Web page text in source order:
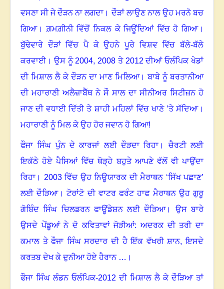
ਵਸਣਾ ਸੀ ਜੇ ਦੌੜਨ ਨਾ ਲਗਦਾ ।ਦੌੜਾਂ ਲਾਉਣ ਨਾਲ ਉਹ ਮਰਨੋ ਬਚ
ਗਿਆ। ਗ਼ਮਗ਼ੀਨੀ ਵਿੱਚੋਂ ਨਿਕਲ ਕੇ ਜਿਊਂਦਿਆਂ ਵਿੱਚ ਹੋ ਗਿਆ।
ਬੁੱਢੇਵਾਰੇ ਦੌੜਾਂ ਵਿੱਚ ਪੈ ਕੇ ਉਹਨੇ ਪੂਰੇ ਵਿਸ਼ਵ ਵਿੱਚ ਬੱਲੇ-ਬੱਲੇ
ਕਰਵਾਈ। ਉਸ ਨੂੰ 2004, 2008 ਤੇ 2012ਦੀਆਂ ਓਲੰਪਿਕ ਖੇਡਾਂ
ਦੀ ਮਿਸ਼ਾਲ ਲੈ ਕੇ ਦੌੜਨ ਦਾ ਮਾਣ ਮਿਲਿਆ।ਬਾਬੇ ਨੂੰ ਬਰਤਾਨੀਆ
ਦੀ ਮਹਾਰਾਣੀ ਅਲੈਜ਼ਾਬੈੱਥ ਨੇ ਸੌ ਸਾਲ ਦਾ ਸੀਨੀਅਰ ਸਿਟੀਜ਼ਨ ਹੋ
ਜਾਣ ਦੀ ਵਧਾਈ ਦਿੱਤੀ ਤੇ ਸ਼ਾਹੀ ਮਹਿਲਾਂ ਵਿੱਚ ਖਾਣੇ ’ਤੇ ਸੱਦਿਆ।
ਮਹਾਰਾਣੀ ਨੂੰ ਮਿਲ ਕੇ ਉਹ ਹੋਰ ਜਵਾਨ ਹੋ ਗਿਆ!
ਫੌਜਾ ਸਿੰਘ ਪੁੰਨ ਦੇ ਕਾਰਜਾਂ ਲਈ ਦੌੜਦਾ ਰਿਹਾ । ਚੈਰਟੀ ਲਈ
ਇਕੱਠੇ ਹੋਏ ਪੈਸਿਆਂ ਵਿੱਚ ਥੋੜ੍ਹੇ ਬਹੁਤੇ ਆਪਣੇ ਵੱਲੋਂ ਵੀ ਪਾਉਂਦਾ
ਰਿਹਾ । 2003ਵਿੱਚ ਉਹ ਨਿਊਯਾਰਕ ਦੀ ਮੈਰਾਥਨ ‘ਸਿੱਖ ਪਛਾਣ’
ਲਈ ਦੌੜਿਆ।ਟੋਰਾਂਟੋ ਦੀ ਵਾਟਰ ਫਰੰਟ ਹਾਫ ਮੈਰਾਥਨ ਉਹ ਗੁਰੂ
ਗੋਬਿੰਦ ਸਿੰਘ ਚਿਲਡਰਨ ਫਾਊਂਡੇਸ਼ਨ ਲਈ ਦੌੜਿਆ। ਉਸ ਬਾਰੇ
ਉਸਦੇ ਪੇਂਡੂਆਂ ਨੇ ਦੋ ਕਵਿਤਾਵਾਂ ਜੋੜੀਆਂ: ਅਦਰਕ ਦੀ ਤਰੀ ਦਾ
ਕਮਾਲ ਤੇ ਫੌਜਾ ਸਿੰਘ ਸਰਦਾਰ ਦੀ ਹੈ ਇੱਕ ਵੱਖਰੀ ਸ਼ਾਨ,ਇਸਦੇ
ਕਰਤਬ ਦੇਖ ਕੇ ਦੁਨੀਆ ਹੋਏ ਹੈਰਾਨ … ।
ਫੌਜਾ ਸਿੰਘ ਲੰਡਨ ਓਲੰਪਿਕ-2012ਦੀ ਮਿਸ਼ਾਲ ਲੈ ਕੇ ਦੌੜਿਆ ਤਾਂ